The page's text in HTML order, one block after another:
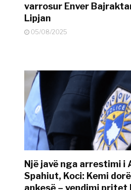
varrosur Enver
Lipjan
05/08/2025
Një javë nga arrestimi i
Spahiut, Koci: Kemi